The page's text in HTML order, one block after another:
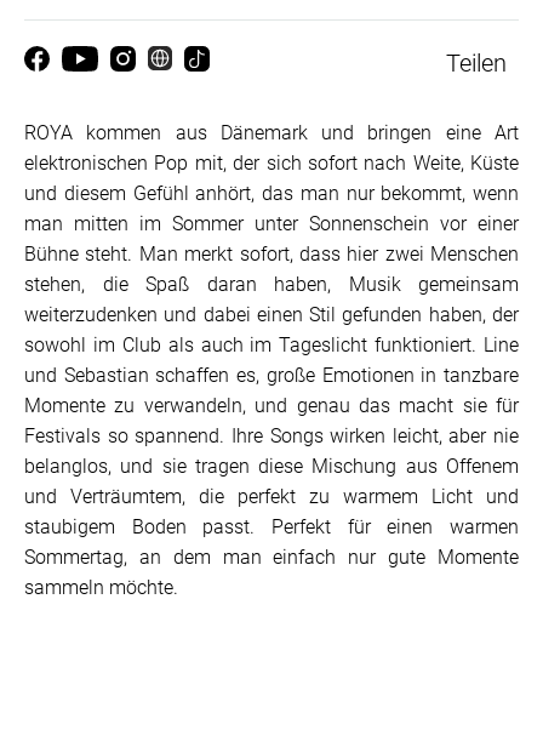
Teilen
ROYA kommen aus Dänemark und bringen eine Art
elektronischen Pop mit, der sich sofort nach Weite, Küste
und diesem Gefühl anhört, das man nur bekommt, wenn
man mitten im Sommer unter Sonnenschein vor einer
Bühne steht. Man merkt sofort, dass hier zwei Menschen
stehen, die Spaß daran haben, Musik gemeinsam
weiterzudenken und dabei einen Stil gefunden haben, der
sowohl im Club als auch im Tageslicht funktioniert. Line
und Sebastian schaffen es, große Emotionen in tanzbare
Momente zu verwandeln, und genau das macht sie für
Festivals so spannend. Ihre Songs wirken leicht, aber nie
belanglos, und sie tragen diese Mischung aus Offenem
und Verträumtem, die perfekt zu warmem Licht und
staubigem Boden passt. Perfekt für einen warmen
Sommertag, an dem man einfach nur gute Momente
sammeln möchte.